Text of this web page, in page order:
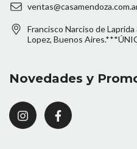
Francisco Narciso de
Lopez, Buenos
Novedades y